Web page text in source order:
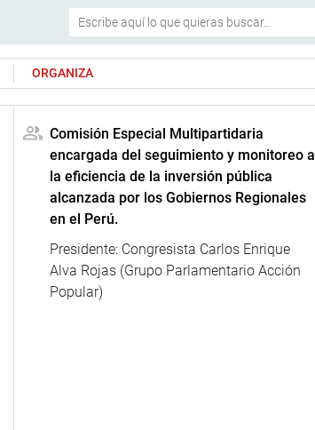
ORGANIZA
Comisión Especial Multipartidaria
encargada del seguimiento y monitoreo a
la eficiencia de la inversión pública
alcanzada por los Gobiernos Regionales
en el Perú.
Presidente: Congresista Carlos Enrique
Alva Rojas (Grupo Parlamentario Acción
Popular)